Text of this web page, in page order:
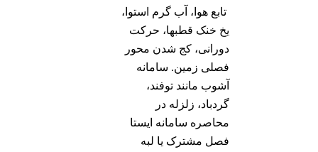
تابع هوا، آب گرم استوا،
یخ خنک قطبها، حرکت
دورانی، کج شدن محور
فصلی زمین. سامانه
آشوب مانند توفند،
گردباد، زلزله در
محاصره سامانه ایستا
فصل مشترک یا لبه